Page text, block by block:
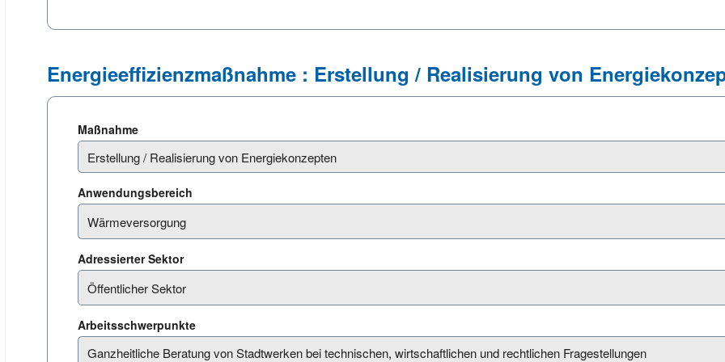
Energieeffizienzmaßnahme : Erstellung / Realisierung von
Maßnahme
Anwendungsbereich
Adressierter Sektor
Arbeitsschwerpunkte